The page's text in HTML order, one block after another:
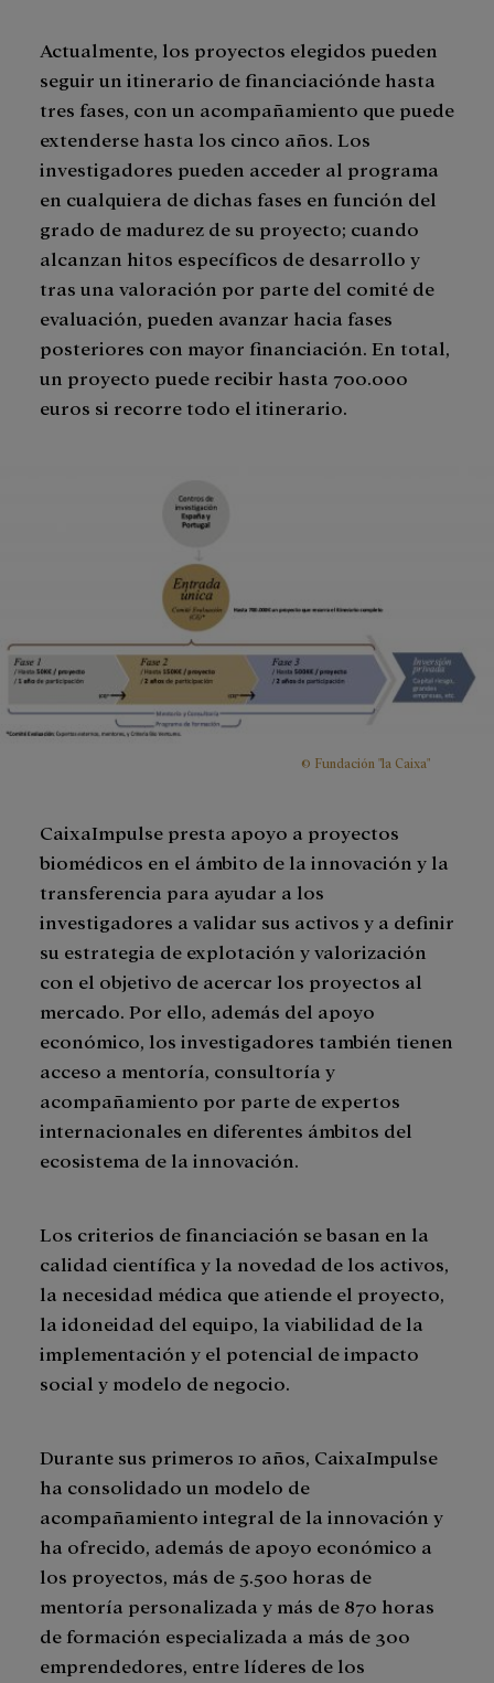
Actualmente, los proyectos elegidos pueden
seguir un itinerario de financiaciónde hasta
tres fases, con un acompañamiento que puede
extenderse hasta los cinco años. Los
investigadores pueden acceder al programa
en cualquiera de dichas fases en función del
grado de madurez de su proyecto; cuando
alcanzan hitos específicos de desarrollo y
tras una valoración por parte del comité de
evaluación, pueden avanzar hacia fases
posteriores con mayor financiación. En total,
un proyecto puede recibir hasta 700.000
euros si recorre todo el itinerario.
© Fundación "la Caixa"
CaixaImpulse presta apoyo a proyectos
biomédicos en el ámbito de la innovación y la
transferencia para ayudar a los
investigadores a validar sus activos y a definir
su estrategia de explotación y valorización
con el objetivo de acercar los proyectos al
mercado. Por ello, además del apoyo
económico, los investigadores también tienen
acceso a mentoría, consultoría y
acompañamiento por parte de expertos
internacionales en diferentes ámbitos del
ecosistema de la innovación.
Los criterios de financiación se basan en la
calidad científica y la novedad de los activos,
la necesidad médica que atiende el proyecto,
la idoneidad del equipo, la viabilidad de la
implementación y el potencial de impacto
social y modelo de negocio.
Durante sus primeros 10 años, CaixaImpulse
ha consolidado un modelo de
acompañamiento integral de la innovación y
ha ofrecido, además de apoyo económico a
los proyectos, más de 5.500 horas de
mentoría personalizada y más de 870 horas
de formación especializada a más de 300
emprendedores, entre líderes de los